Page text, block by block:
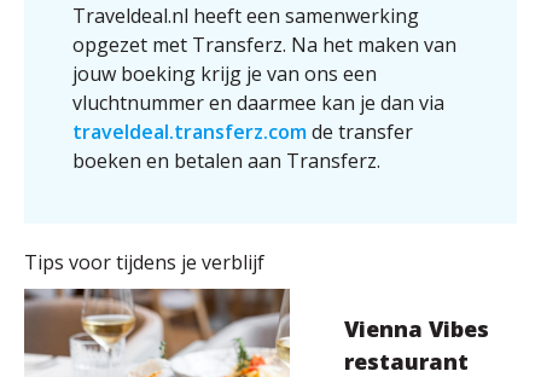
Traveldeal.nl heeft een samenwerking
opgezet met Transferz. Na het maken van
jouw boeking krijg je van ons een
vluchtnummer en daarmee kan je dan via
traveldeal.transferz.comde transfer
boeken en betalen aan Transferz.
Tips voor tijdens je verblijf
Vienna Vibes
restaurant